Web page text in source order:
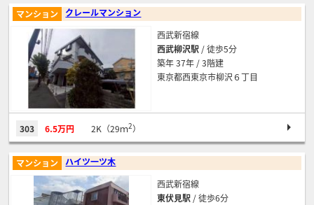
クレールマンション
マンション
西武新宿線
西武柳沢駅 / 徒歩5分
築年 37年 / 3階建
東京都西東京市柳沢６丁目
303 6.5万円 2K（29ｍ2）
ハイツ一ツ木
マンション
西武新宿線
東伏見駅 / 徒歩6分